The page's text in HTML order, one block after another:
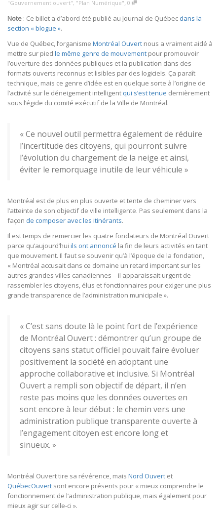
"Gouvernement ouvert", "Plan Numérique", 0
Note : Ce billet a d’abord été publié au Journal de Québec dans la
section « blogue ».
Vue de Québec, l’organisme Montréal Ouvert nous a vraiment aidé à
mettre sur pied le même genre de mouvement pour promouvoir
l’ouverture des données publiques et la publication dans des
formats ouverts reconnus et lisibles par des logiciels. Ça paraît
technique, mais ce genre d’idée est en quelque sorte à l’origine de
l’activité sur le déneigement intelligent qui s’est tenue dernièrement
sous l’égide du comité exécutif de la Ville de Montréal.
« Ce nouvel outil permettra également de réduire
l’incertitude des citoyens, qui pourront suivre
l’évolution du chargement de la neige et ainsi,
éviter le remorquage inutile de leur véhicule »
Montréal est de plus en plus ouverte et tente de cheminer vers
l’atteinte de son objectif de ville intelligente. Pas seulement dans la
façon de composer avec les itinérants.
Il est temps de remercier les quatre fondateurs de Montréal Ouvert
parce qu’aujourd’hui ils ont annoncé la fin de leurs activités en tant
que mouvement. Il faut se souvenir qu’à l’époque de la fondation,
« Montréal accusait dans ce domaine un retard important sur les
autres grandes villes canadiennes – il apparaissait urgent de
rassembler les citoyens, élus et fonctionnaires pour exiger une plus
grande transparence de l’administration municipale ».
« C’est sans doute là le point fort de l’expérience
de Montréal Ouvert : démontrer qu’un groupe de
citoyens sans statut officiel pouvait faire évoluer
positivement la société en adoptant une
approche collaborative et inclusive. Si Montréal
Ouvert a rempli son objectif de départ, il n’en
reste pas moins que les données ouvertes en
sont encore à leur début : le chemin vers une
administration publique transparente ouverte à
l’engagement citoyen est encore long et
sinueux. »
Montréal Ouvert tire sa révérence, mais Nord Ouvert et
QuébecOuvert sont encore présents pour « mieux comprendre le
fonctionnement de l’administration publique, mais également pour
mieux agir sur celle-ci ».